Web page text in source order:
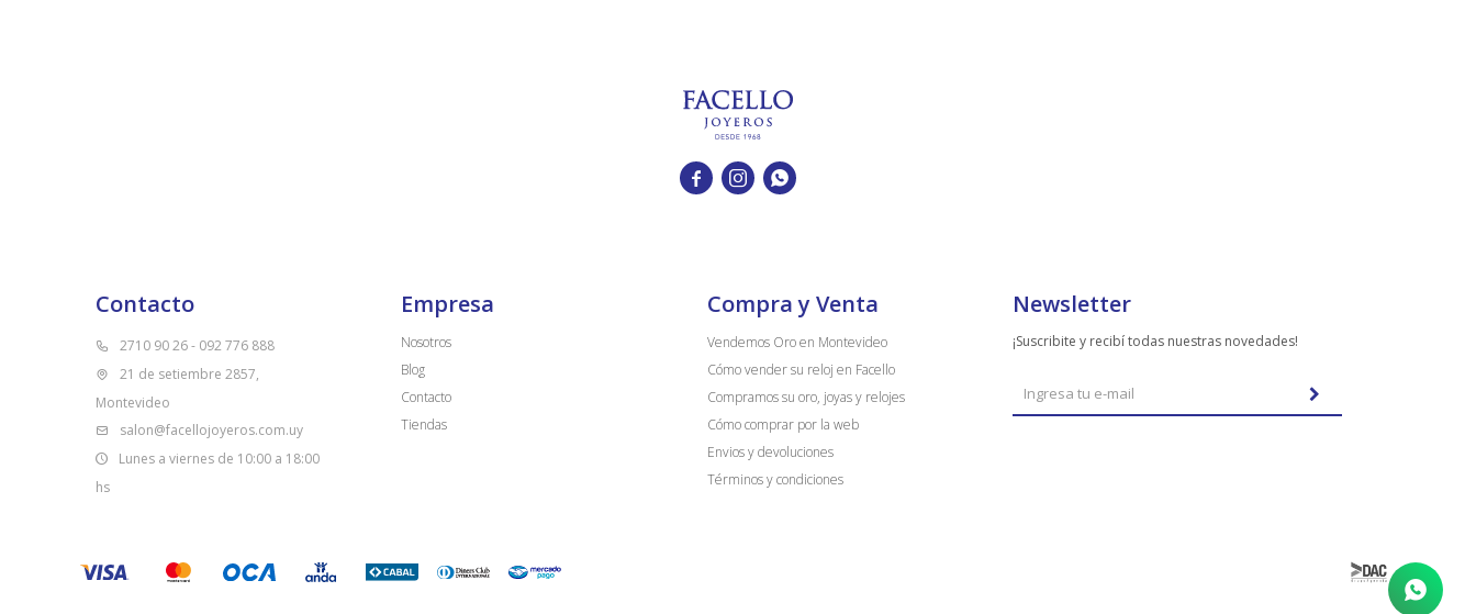
  
Contacto
2710 90 26 - 092 776 888
21 de setiembre 2857,
Montevideo
salon@facellojoyeros.com.uy
Lunes a viernes de 10:00 a 18:00
hs
Empresa
Nosotros
Blog
Contacto
Tiendas
Compra y Venta
Vendemos Oro en Montevideo
Cómo vender su reloj en Facello
Compramos su oro, joyas y relojes
Cómo comprar por la web
Envios y devoluciones
Términos y condiciones
Newsletter
¡Suscribite y recibí todas nuestras novedades!